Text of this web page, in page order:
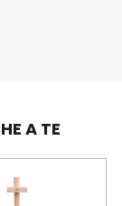
A TE